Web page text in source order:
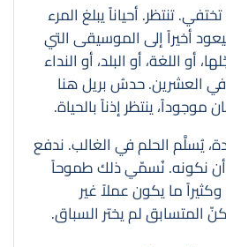
تنتظر. أحياناً يبلغ المرء
أخيراً إلى الموسيقى التي
أو اللغة، أو البلد، أو النداء
العشرين. حدسُ بريل هنا
ينتظر إذناً بالحياة.
يُسلَّم الحلم في الغالب. ندفع
أن نكونه. نُسمّي ذلك طموحاً
ما يكون عملاً غير
المتسابق لم يختر السباق.